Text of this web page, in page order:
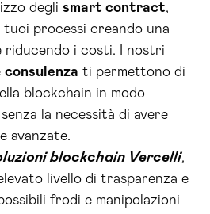
degli smart contract,
processi creando una
riducendo i costi. I nostri
consulenza ti permettono di
blockchain in modo
la necessità di avere
avanzate.
blockchain Vercelli,
livello di trasparenza e
frodi e manipolazioni